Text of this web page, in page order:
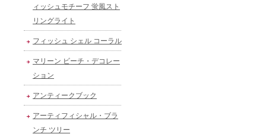
ィッシュモチーフ 蛍風スト
リングライト
フィッシュ シェル コーラル
マリーン ビーチ・デコレー
ション
アンティークブック
アーティフィシャル・ブラ
ンチ ツリー